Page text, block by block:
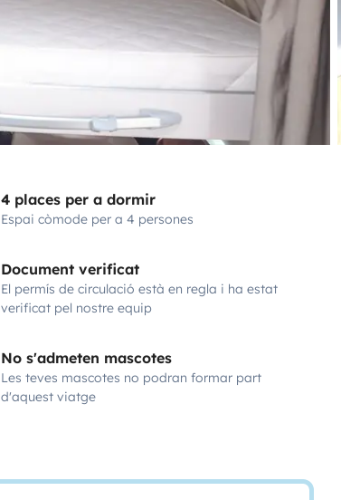
4 places per a dormir
Espai còmode per a 4 persones
Document verificat
El permís de circulació està en regla i ha estat
verificat pel nostre equip
No s'admeten mascotes
Les teves mascotes no podran formar part
d'aquest viatge